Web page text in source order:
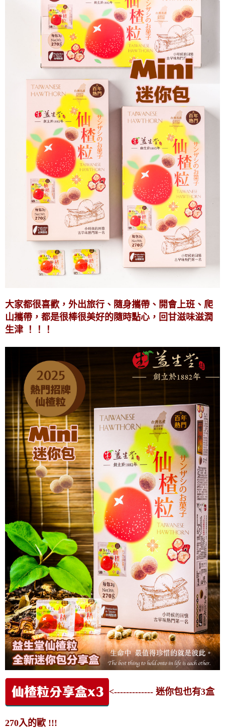
大家都很喜歡，外出旅行、隨身攜帶、開會上班、爬
山攜帶，都是很棒很美好的隨時點心，回甘滋味滋潤
生津
！！！
<------------- 迷你包也有3盒
270入的歐 !!!